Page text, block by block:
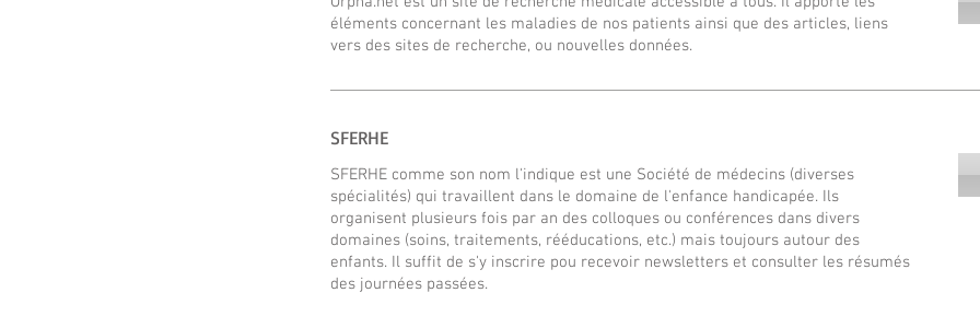
éléments concernant les maladies de nos patients ainsi que des articles, liens
vers des sites de recherche, ou nouvelles données.
SFERHE
SFERHE comme son nom l'indique est une Société de médecins (diverses
spécialités) qui travaillent dans le domaine de l'enfance handicapée. Ils
organisent plusieurs fois par an des colloques ou conférences dans divers
domaines (soins, traitements, rééducations, etc.) mais toujours autour des
enfants. Il suffit de s'y inscrire pou recevoir newsletters et consulter les résumés
des journées passées.